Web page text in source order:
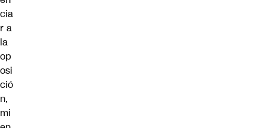
cia
r a
la
op
osi
ció
n,
mi